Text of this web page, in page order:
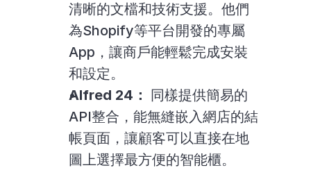
清晰的文檔和技術支援。他們
為Shopify等平台開發的專屬
App，讓商戶能輕鬆完成安裝
和設定。
Alfred 24：
同樣提供簡易的
API整合，能無縫嵌入網店的結
帳頁面，讓顧客可以直接在地
圖上選擇最方便的智能櫃。